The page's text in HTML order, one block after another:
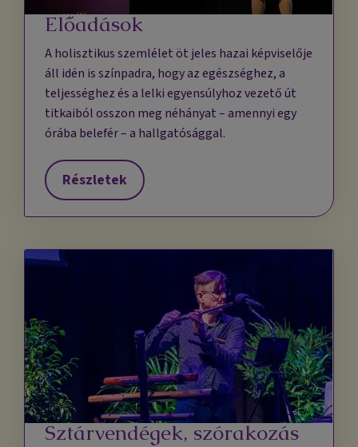
Előadások
A holisztikus szemlélet öt jeles hazai képviselője
áll idén is színpadra, hogy az egészséghez, a
teljességhez és a lelki egyensúlyhoz vezető út
titkaiból osszon meg néhányat – amennyi egy
órába belefér – a hallgatósággal.
Részletek
Sztárvendégek, szórakozás